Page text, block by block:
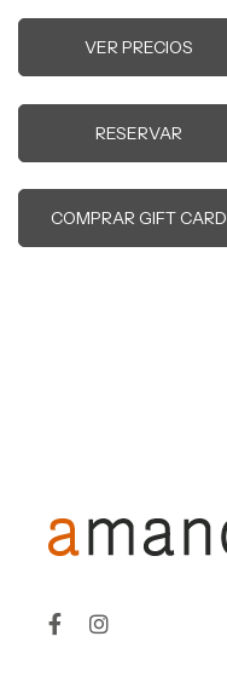
VER PRECIOS
RESERVAR
COMPRAR GIFT CARD